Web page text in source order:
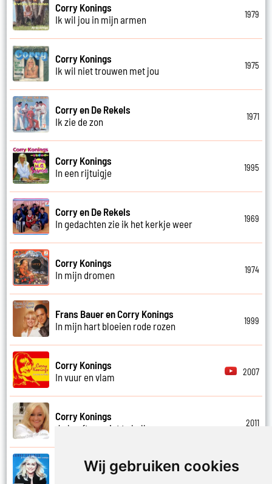
Wij gebruiken cookies
Corry Konings
Ik wil jou in mijn armen
1979
Corry Konings
Ik wil niet trouwen met jou
1975
Corry en De Rekels
Ik zie de zon
1971
Corry Konings
In een rijtuigje
1995
Corry en De Rekels
In gedachten zie ik het kerkje weer
1969
Corry Konings
In mijn dromen
1974
Frans Bauer en Corry Konings
In mijn hart bloeien rode rozen
1999
Corry Konings
In vuur en vlam
2007
Corry Konings
Je hoeft me niet te bellen
2011
Corry Konings
Je kan je leven nooit meer overdoen